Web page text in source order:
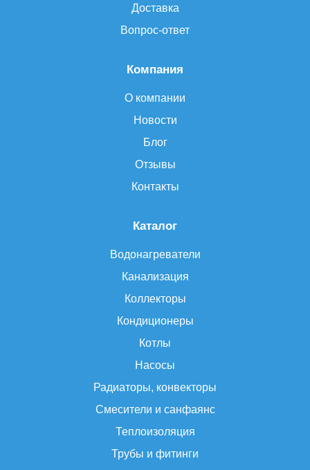
Каталог
Водонагреватели
Канализация
Коллекторы
Кондиционеры
Котлы
Насосы
Радиаторы, конвекторы
Смесители и санфаянс
Теплоизоляция
Трубы и фитинги
Компания
О компании
Новости
Блог
Отзывы
Контакты
Доставка
Вопрос-ответ